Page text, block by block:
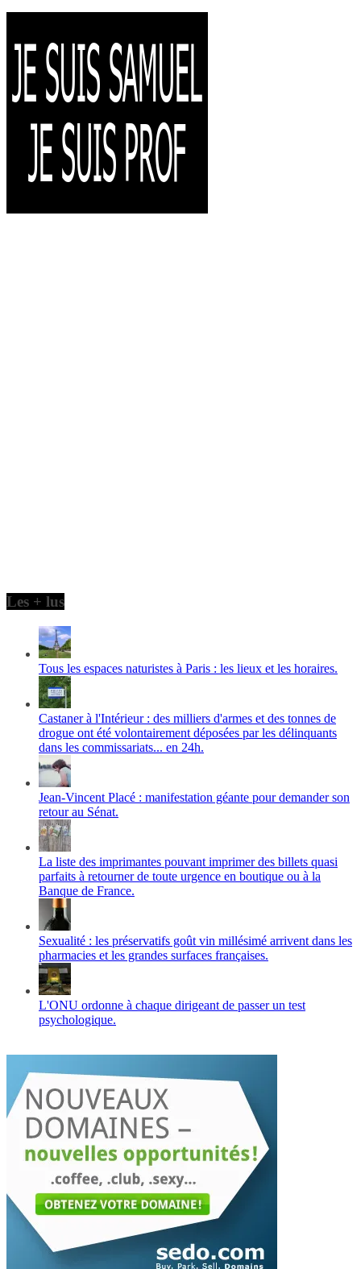
Les + lus
Tous les espaces naturistes à Paris : les lieux et les horaires.
Castaner à l'Intérieur : des milliers d'armes et des tonnes de
drogue ont été volontairement déposées par les délinquants
dans les commissariats... en 24h.
Jean-Vincent Placé : manifestation géante pour demander son
retour au Sénat.
La liste des imprimantes pouvant imprimer des billets quasi
parfaits à retourner de toute urgence en boutique ou à la
Banque de France.
Sexualité : les préservatifs goût vin millésimé arrivent dans les
pharmacies et les grandes surfaces françaises.
L'ONU ordonne à chaque dirigeant de passer un test
psychologique.